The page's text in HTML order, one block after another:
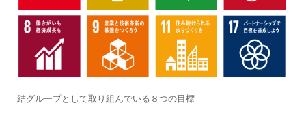
結グループとして取り組んでいる８つの目標